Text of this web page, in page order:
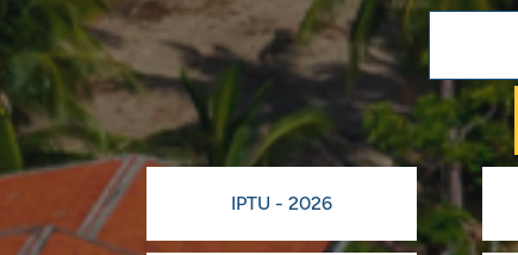
IPTU - 2026